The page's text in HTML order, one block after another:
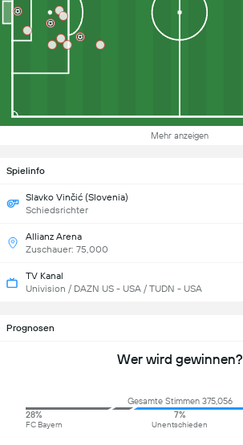
Mehr anzeigen
Spielinfo
Slavko Vinčić (Slovenia)
Schiedsrichter
Allianz Arena
Zuschauer: 75,000
TV Kanal
Univision / DAZN US - USA / TUDN - USA
Prognosen
Wer wird gewinnen?
Gesamte Stimmen 375,056
28%
FC Bayern
7%
Unentschieden